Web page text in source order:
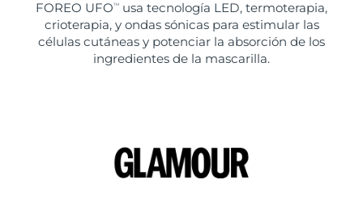
FOREO UFO TM
usa tecnología LED, termoterapia,
crioterapia, y ondas sónicas para estimular las
células cutáneas y potenciar la absorción de los
ingredientes de la mascarilla.